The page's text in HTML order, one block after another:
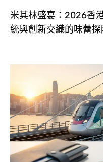
米其林盛宴：2026香
統與創新交織的味蕾探